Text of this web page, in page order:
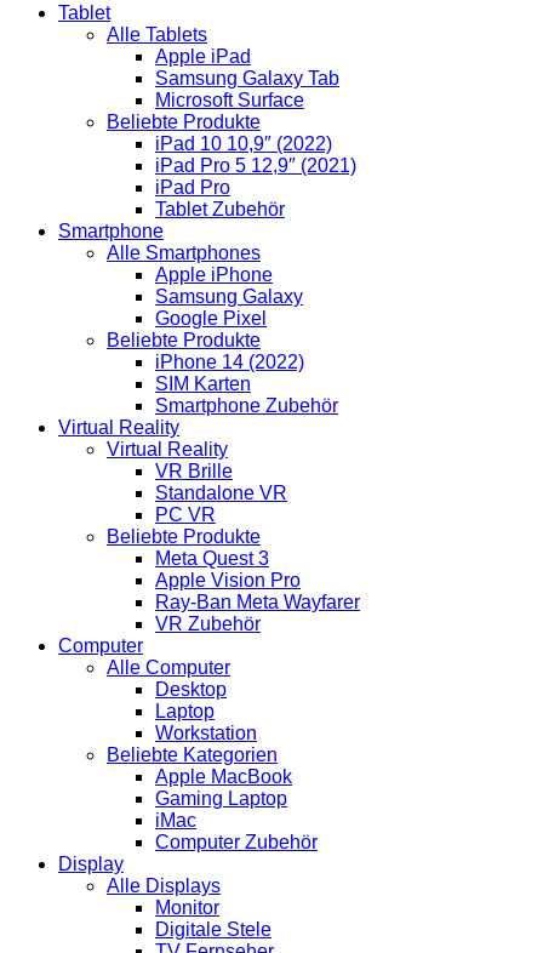
Tablet
Alle Tablets
Apple iPad
Samsung Galaxy Tab
Microsoft Surface
Beliebte Produkte
iPad 10 10,9″ (2022)
iPad Pro 5 12,9″ (2021)
iPad Pro
Tablet Zubehör
Smartphone
Alle Smartphones
Apple iPhone
Samsung Galaxy
Google Pixel
Beliebte Produkte
iPhone 14 (2022)
SIM Karten
Smartphone Zubehör
Virtual Reality
Virtual Reality
VR Brille
Standalone VR
PC VR
Beliebte Produkte
Meta Quest 3
Apple Vision Pro
Ray-Ban Meta Wayfarer
VR Zubehör
Computer
Alle Computer
Desktop
Laptop
Workstation
Beliebte Kategorien
Apple MacBook
Gaming Laptop
iMac
Computer Zubehör
Display
Alle Displays
Monitor
Digitale Stele